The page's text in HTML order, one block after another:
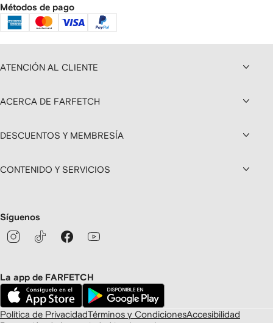
Métodos de pago
ATENCIÓN AL CLIENTE
ACERCA DE FARFETCH
DESCUENTOS Y MEMBRESÍA
CONTENIDO Y SERVICIOS
Síguenos
La app de FARFETCH
Política de PrivacidadTérminos y CondicionesAccesibilidad